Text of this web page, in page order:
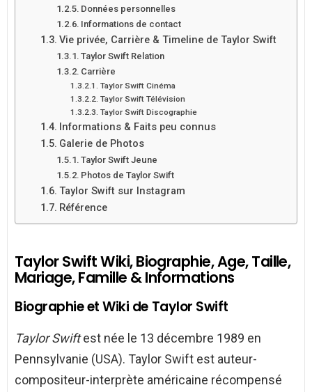
Données personnelles
Informations de contact
Vie privée, Carrière & Timeline de Taylor Swift
Taylor Swift Relation
Carrière
Taylor Swift Cinéma
Taylor Swift Télévision
Taylor Swift Discographie
Informations & Faits peu connus
Galerie de Photos
Taylor Swift Jeune
Photos de Taylor Swift
Taylor Swift sur Instagram
Référence
Taylor Swift Wiki, Biographie, Age, Taille,
Mariage, Famille & Informations
Biographie et Wiki de Taylor Swift
Taylor Swiftest née le 13 décembre 1989 en
Pennsylvanie (USA). Taylor Swift est auteur-
compositeur-interprète américaine récompensé